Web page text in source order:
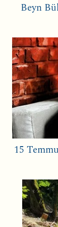
Beyn
15